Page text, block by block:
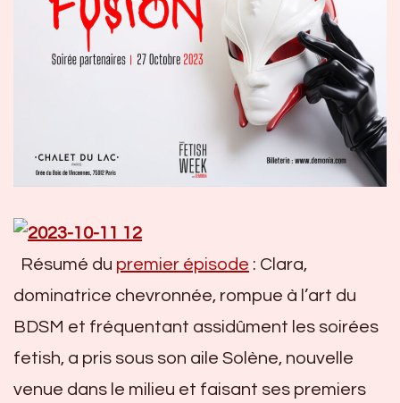
Résumé du premier épisode : Clara,
dominatrice chevronnée, rompue à l’art du
BDSM et fréquentant assidûment les soirées
fetish, a pris sous son aile Solène, nouvelle
venue dans le milieu et faisant ses premiers